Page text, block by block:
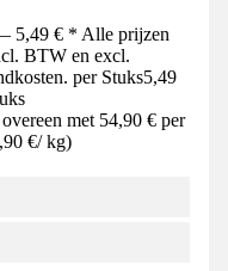
5,49 € * Alle prijzen
BTW en excl.
per Stuks5,49
met 54,90 € per
€/ kg)